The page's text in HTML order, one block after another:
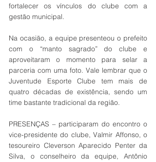
fortalecer os vínculos do clube com a
gestão municipal.
Na ocasião, a equipe presenteou o prefeito
com o “manto sagrado” do clube e
aproveitaram o momento para selar a
parceria com uma foto. Vale lembrar que o
Juventude Esporte Clube tem mais de
quatro décadas de existência, sendo um
time bastante tradicional da região.
PRESENÇAS – participaram do encontro o
vice-presidente do clube, Valmir Affonso, o
tesoureiro Cleverson Aparecido Penter da
Silva, o conselheiro da equipe, Antônio